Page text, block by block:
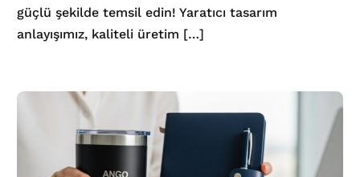
güçlü şekilde temsil edin! Yaratıcı tasarım
anlayışımız, kaliteli üretim […]